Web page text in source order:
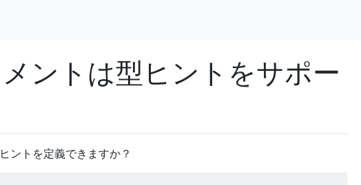
ントは型ヒントをサポー
ントを定義できますか？